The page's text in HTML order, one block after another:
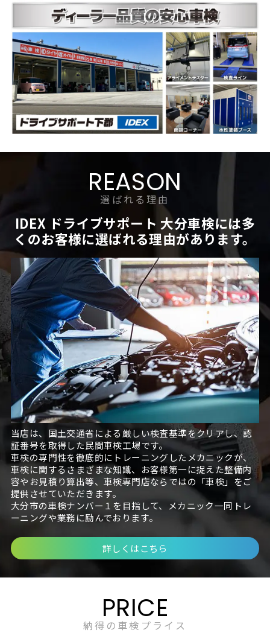
REASON
選ばれる理由
IDEX ドライブサポート 大分車検には多
くのお客様に選ばれる理由があります。
当店は、国土交通省による厳しい検査基準をクリアし、認
証番号を取得した民間車検工場です。
車検の専門性を徹底的にトレーニングしたメカニックが、
車検に関するさまざまな知識、お客様第一に捉えた整備内
容やお見積り算出等、車検専門店ならではの「車検」をご
提供させていただきます。
大分市の車検ナンバー１を目指して、メカニック一同トレ
ーニングや業務に励んでおります。
詳しくはこちら
PRICE
納得の車検プライス